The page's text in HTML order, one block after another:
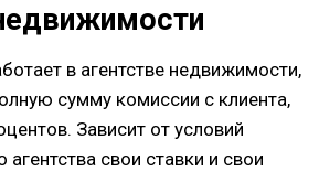
в агентстве недвижимости,
сумму комиссии с клиента,
Зависит от условий
свои ставки и свои